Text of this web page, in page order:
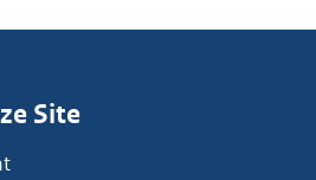
Site